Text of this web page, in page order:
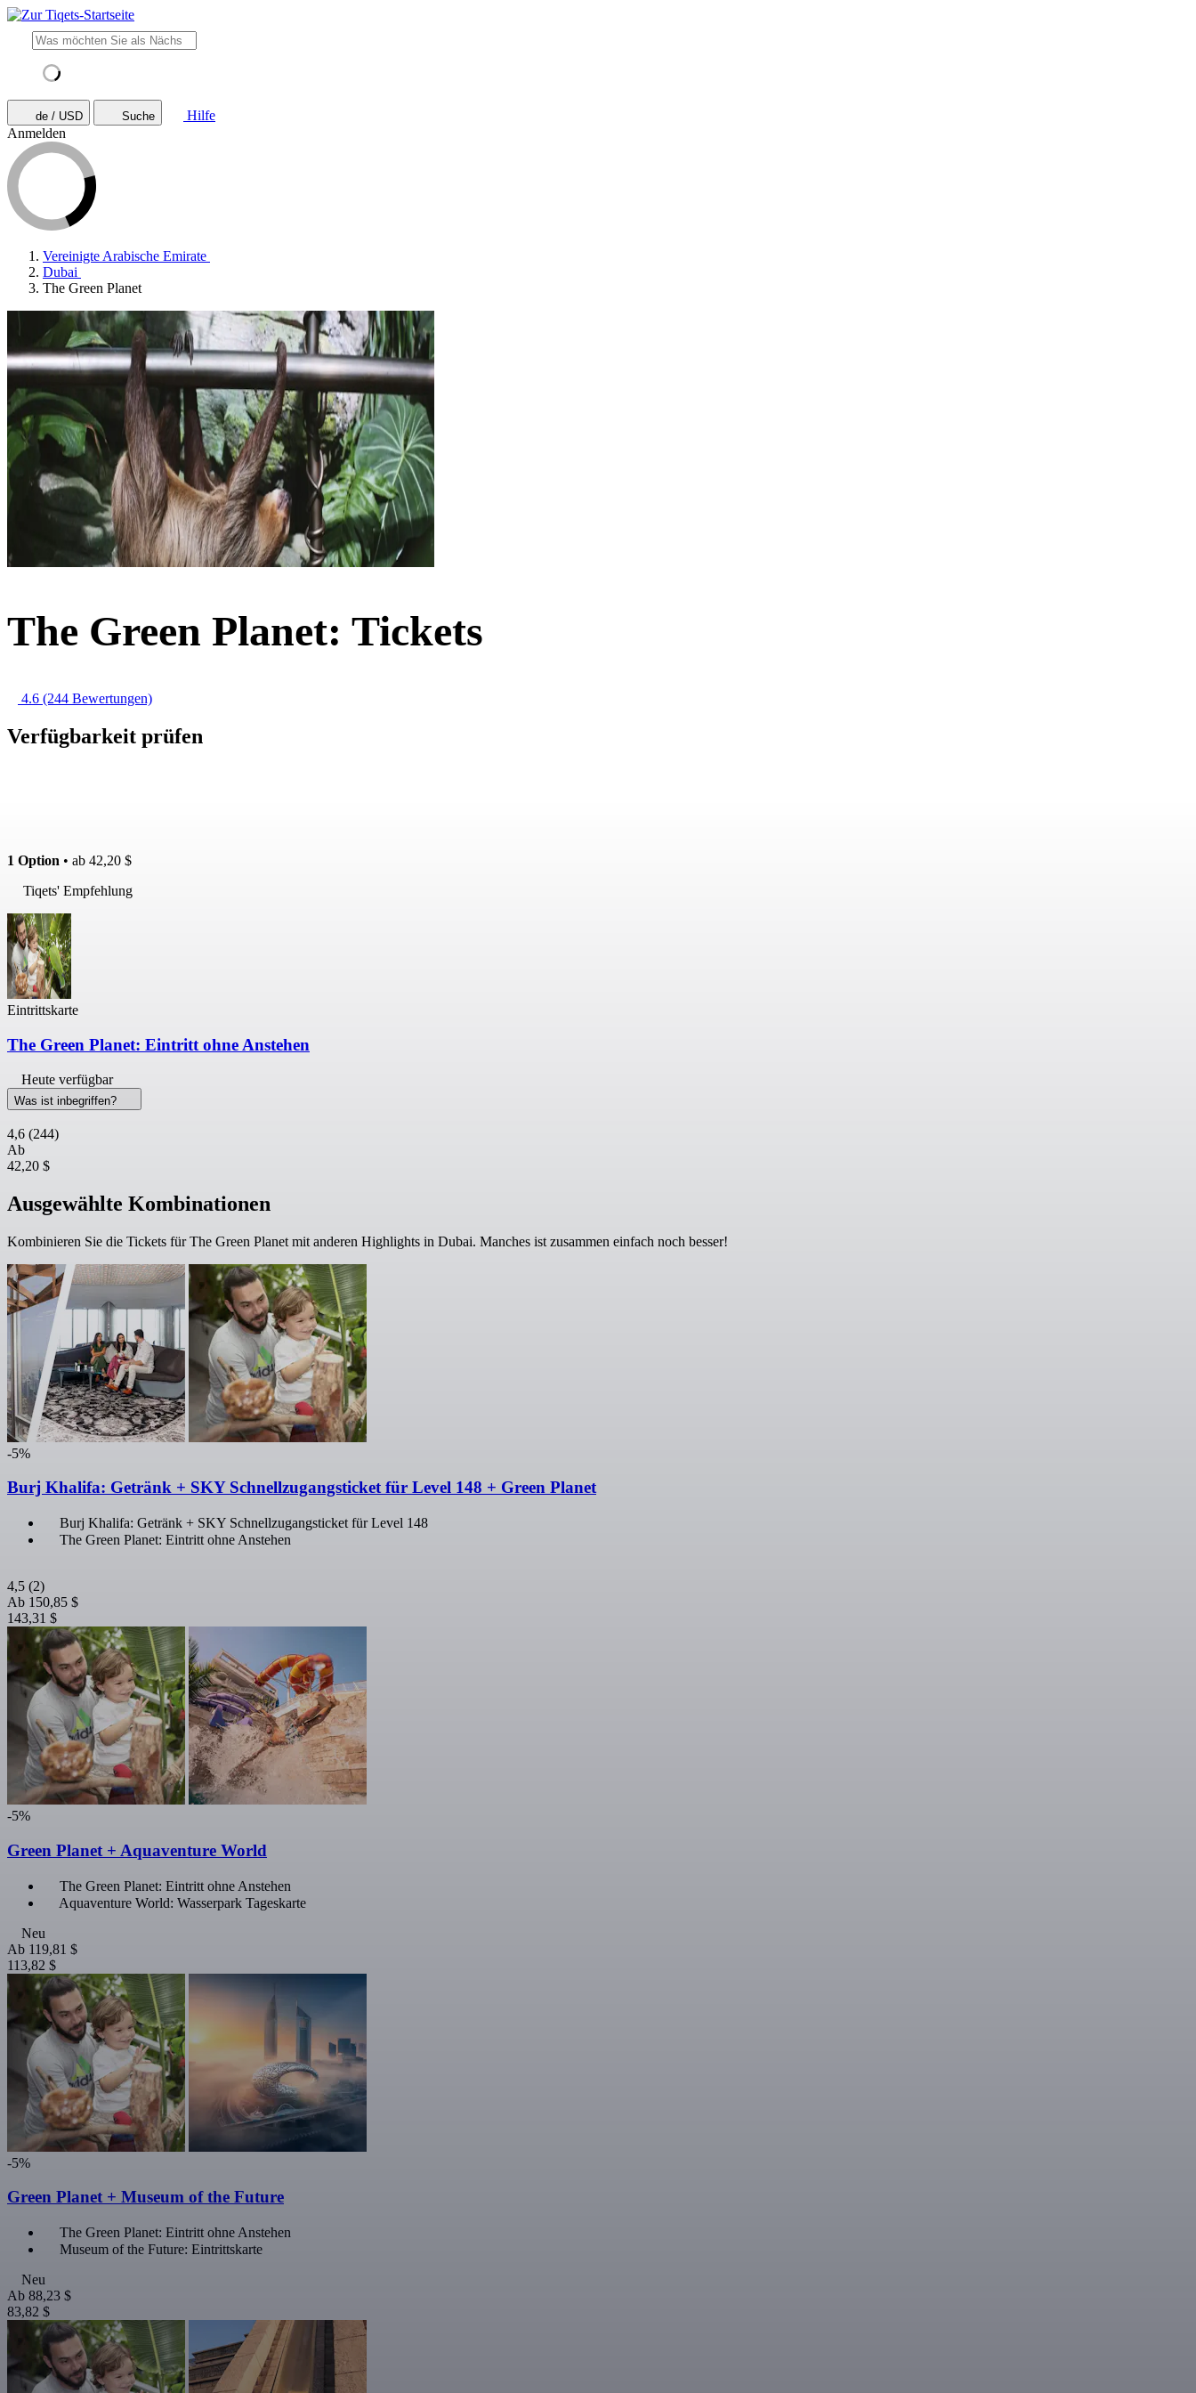
de / USD Suche
Hilfe
Anmelden
Vereinigte Arabische Emirate
Dubai
The Green Planet
The Green Planet: Tickets
4.6 (244 Bewertungen)
Verfügbarkeit prüfen
1 Option • ab 42,20 $
Tiqets' Empfehlung
Eintrittskarte
The Green Planet: Eintritt ohne Anstehen
Heute verfügbar
Was ist inbegriffen?
4,6 (244)
Ab
42,20 $
Ausgewählte Kombinationen
Kombinieren Sie die Tickets für The Green Planet mit anderen Highlights in Dubai. Manches ist zusammen einfach noch besser!
-5%
Burj Khalifa: Getränk + SKY Schnellzugangsticket für Level 148 + Green Planet
Burj Khalifa: Getränk + SKY Schnellzugangsticket für Level 148
The Green Planet: Eintritt ohne Anstehen
4,5 (2)
Ab 150,85 $
143,31 $
-5%
Green Planet + Aquaventure World
The Green Planet: Eintritt ohne Anstehen
Aquaventure World: Wasserpark Tageskarte
Neu
Ab 119,81 $
113,82 $
-5%
Green Planet + Museum of the Future
The Green Planet: Eintritt ohne Anstehen
Museum of the Future: Eintrittskarte
Neu
Ab 88,23 $
83,82 $